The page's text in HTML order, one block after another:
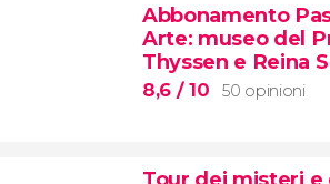
Abbonamento
Arte: museo del
Thyssen e Reina
8,6 / 10 50 opinioni
Tour dei misteri e